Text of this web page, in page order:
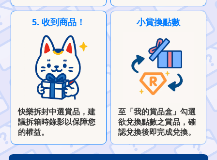
5. 收到商品！
快樂拆封中選賞品，建
議拆箱時錄影以保障您
的權益。
小賞換點數
至「我的賞品盒」勾選
欲兌換點數之賞品，確
認兌換後即完成兌換。